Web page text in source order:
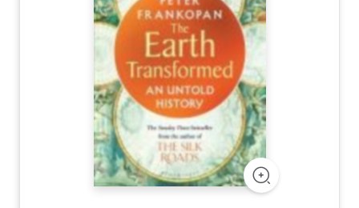
Szótár, nyelvkönyv
Tankönyv, segédkönyv
Társadalomtudomány
Természettudomány